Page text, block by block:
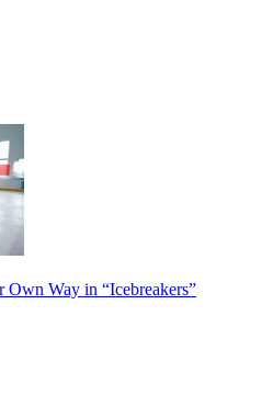
Own Way in “Icebreakers”